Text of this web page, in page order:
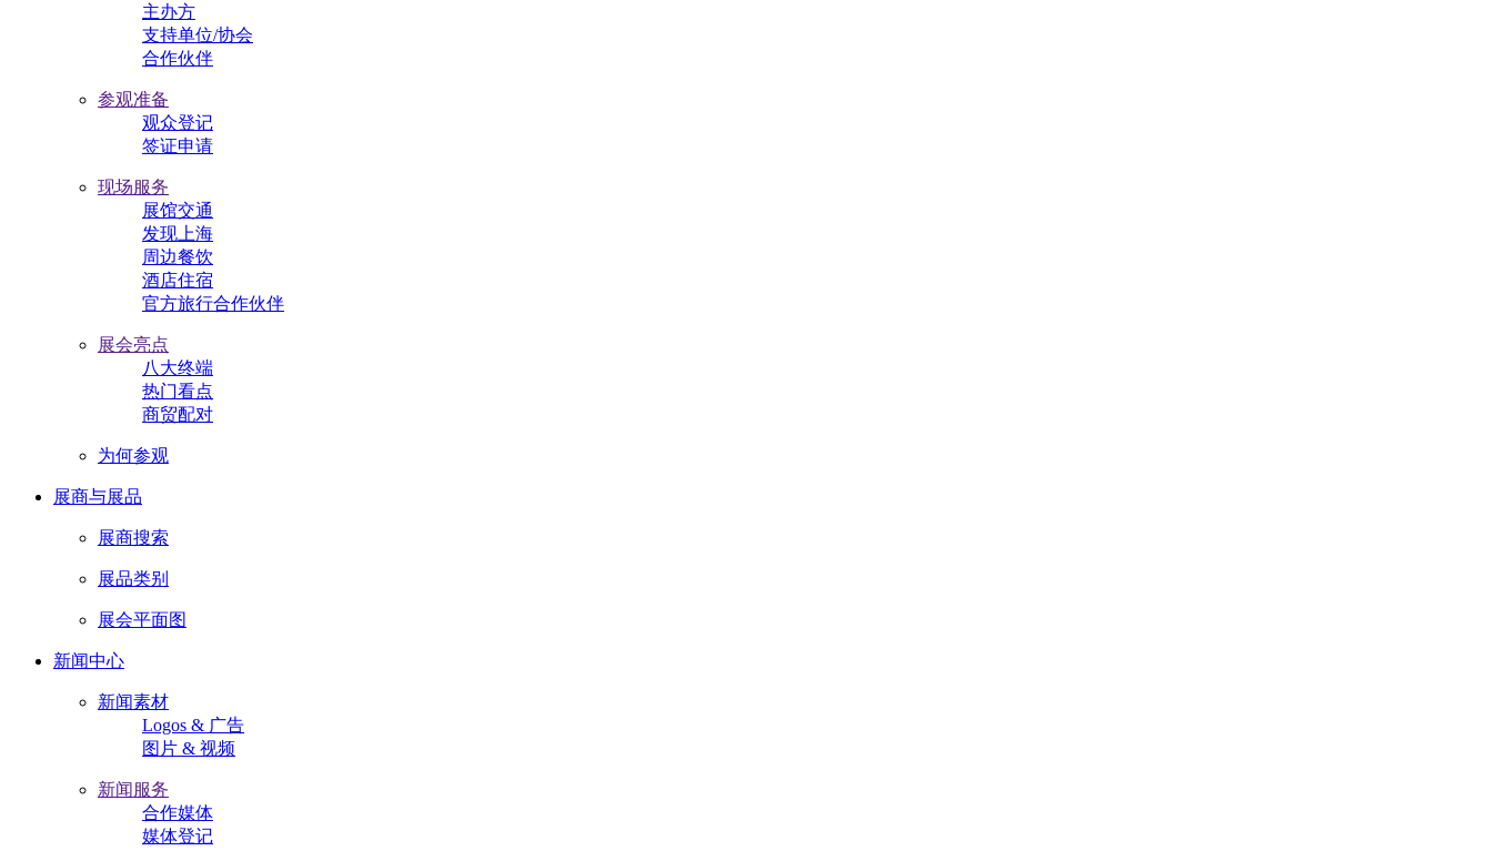
主办方
支持单位/协会
合作伙伴
参观准备
观众登记
签证申请
现场服务
展馆交通
发现上海
周边餐饮
酒店住宿
官方旅行合作伙伴
展会亮点
八大终端
热门看点
商贸配对
为何参观
展商与展品
展商搜索
展品类别
展会平面图
新闻中心
新闻素材
Logos & 广告
图片 & 视频
新闻服务
合作媒体
媒体登记